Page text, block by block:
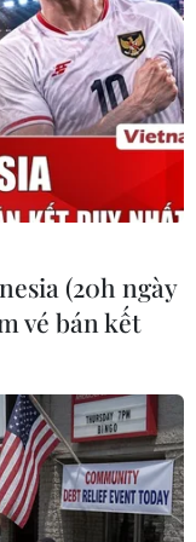
tù cho 2 vợ chồng
lắc” tại Hà Nội
Hoa Kỳ thúc đẩy
khắc phục hậu quả
(20h ngày
vé bán kết